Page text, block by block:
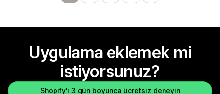
Uygulama eklemek mi
istiyorsunuz?
Shopify'ı 3 gün boyunca ücretsiz deneyin